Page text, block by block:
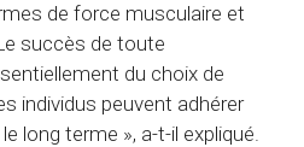
de force musculaire et
succès de toute
du choix de
individus peuvent adhérer
long terme », a-t-il expliqué.